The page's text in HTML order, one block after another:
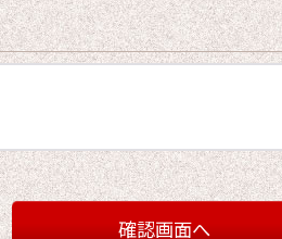
確認画面へ